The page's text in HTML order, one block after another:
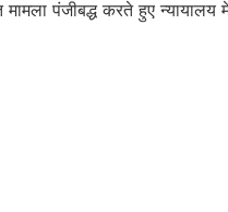
पंजीबद्ध करते हुए न्यायालय